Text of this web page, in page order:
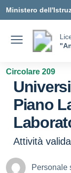
Ministero
Circolare 209
Piano
Attività
Personale